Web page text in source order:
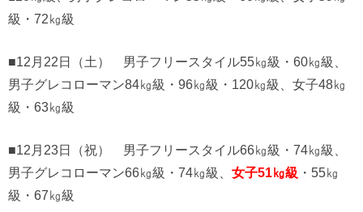
級・72㎏級
■12月22日（土） 男子フリースタイル55㎏級・60㎏級、
男子グレコローマン84㎏級・96㎏級・120㎏級、女子48㎏
級・63㎏級
■12月23日（祝） 男子フリースタイル66㎏級・74㎏級、
男子グレコローマン66㎏級・74㎏級、 女子51㎏級 ・55㎏
級・67㎏級